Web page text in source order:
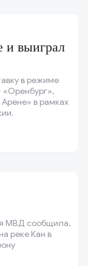
и выиграл
в режиме
«Оренбург»,
в рамках
МВД сообщила,
реке Кан в